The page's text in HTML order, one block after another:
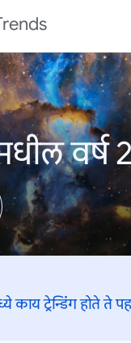
वर्ष
काय ट्रेन्डिंंग होते ते